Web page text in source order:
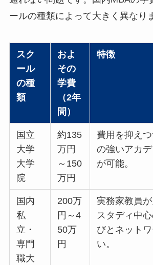
ールの種類によって大きく異なり
スク
ール
の種
類
およ
その
学費
（2年
間）
特徴
国立
大学
大学
院
約135
万円
～150
万円
費用を抑え
の強いアカ
が可能。
国内
私
立・
専門
職大
200万
円～4
50万
円
実務家教員
スタディ中
びとネット
い。